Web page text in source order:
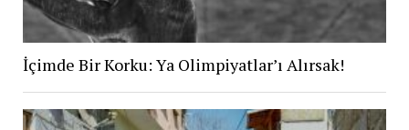
İçimde Bir Korku: Ya Olimpiyatlar’ı Alırsak!